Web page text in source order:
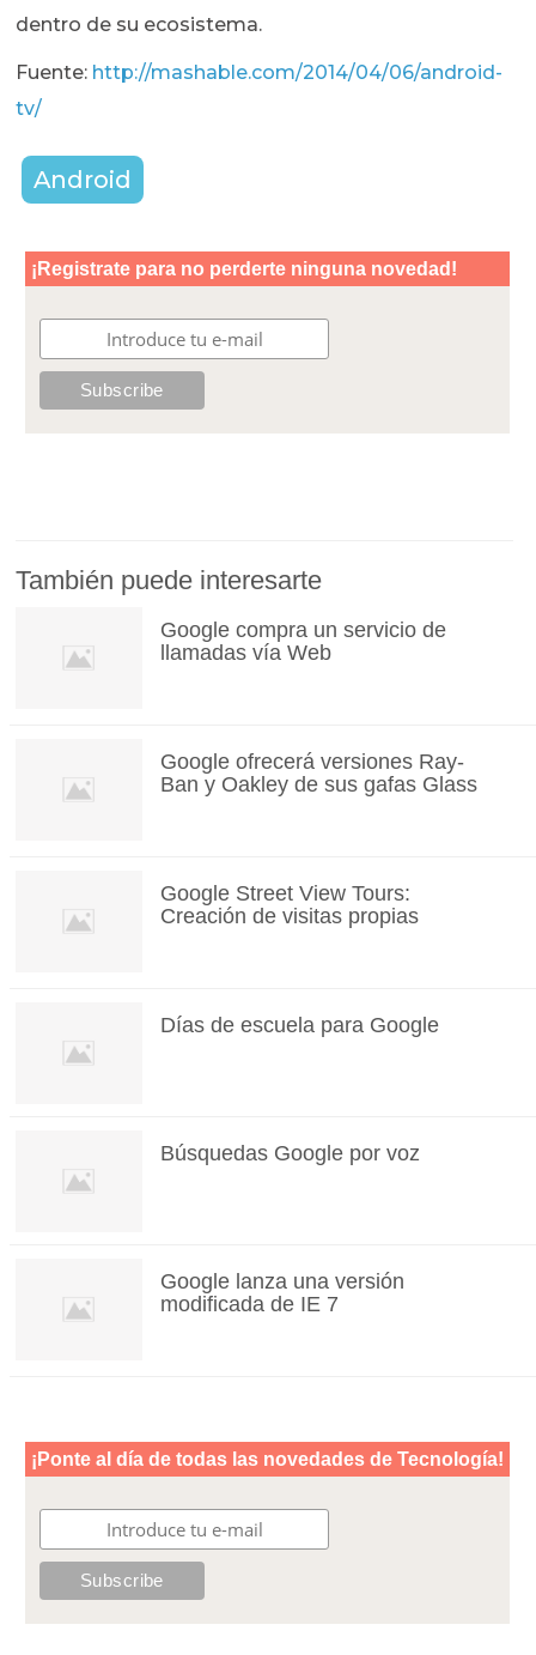
dentro de su ecosistema.
Fuente: http://mashable.com/2014/04/06/android-
tv/
Android
También puede interesarte
Google compra un servicio de
llamadas vía Web
Google ofrecerá versiones Ray-
Ban y Oakley de sus gafas Glass
Google Street View Tours:
Creación de visitas propias
Días de escuela para Google
Búsquedas Google por voz
Google lanza una versión
modificada de IE 7